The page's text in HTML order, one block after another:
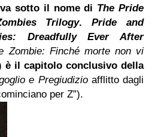
sotto il nome di The Pride
Trilogy.Pride and
Dreadfully Ever After
Zombie: Finché morte non vi
è il capitolo conclusivo della
e Pregiudizioafflitto dagli
per Z”).